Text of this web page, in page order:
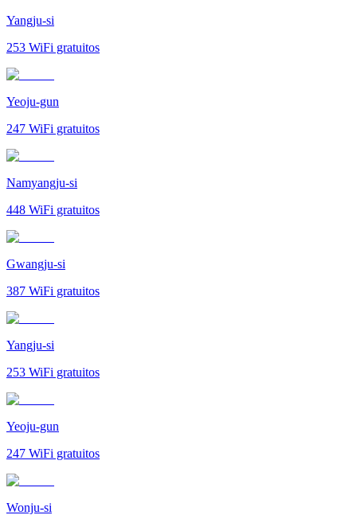
Yangju-si
253 WiFi gratuitos
Yeoju-gun
247 WiFi gratuitos
Namyangju-si
448 WiFi gratuitos
Gwangju-si
387 WiFi gratuitos
Yangju-si
253 WiFi gratuitos
Yeoju-gun
247 WiFi gratuitos
Wonju-si